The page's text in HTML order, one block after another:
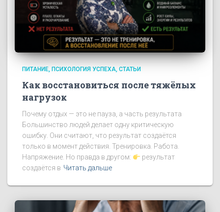
ПИТАНИЕ ПСИХОЛОГИЯ УСПЕХА СТАТЬИ
Как восстановиться после тяжёлых
нагрузок
Почему отдых — это не пауза, а часть результата
Большинство людей делает одну критическую
ошибку. Они считают, что результат создаётся
только в момент действия. Тренировка. Работа.
Напряжение. Но правда в другом:
результат
создаётся в Читать дальше